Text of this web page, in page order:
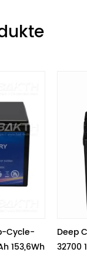
Cycle 48v 30ah
15S5P für